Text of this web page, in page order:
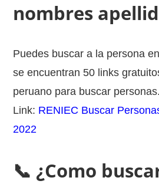
nombres
Puedes buscar a la persona
se encuentran 50 links
peruano para buscar personas.
Link: RENIEC Buscar
2022
📞 ¿Como